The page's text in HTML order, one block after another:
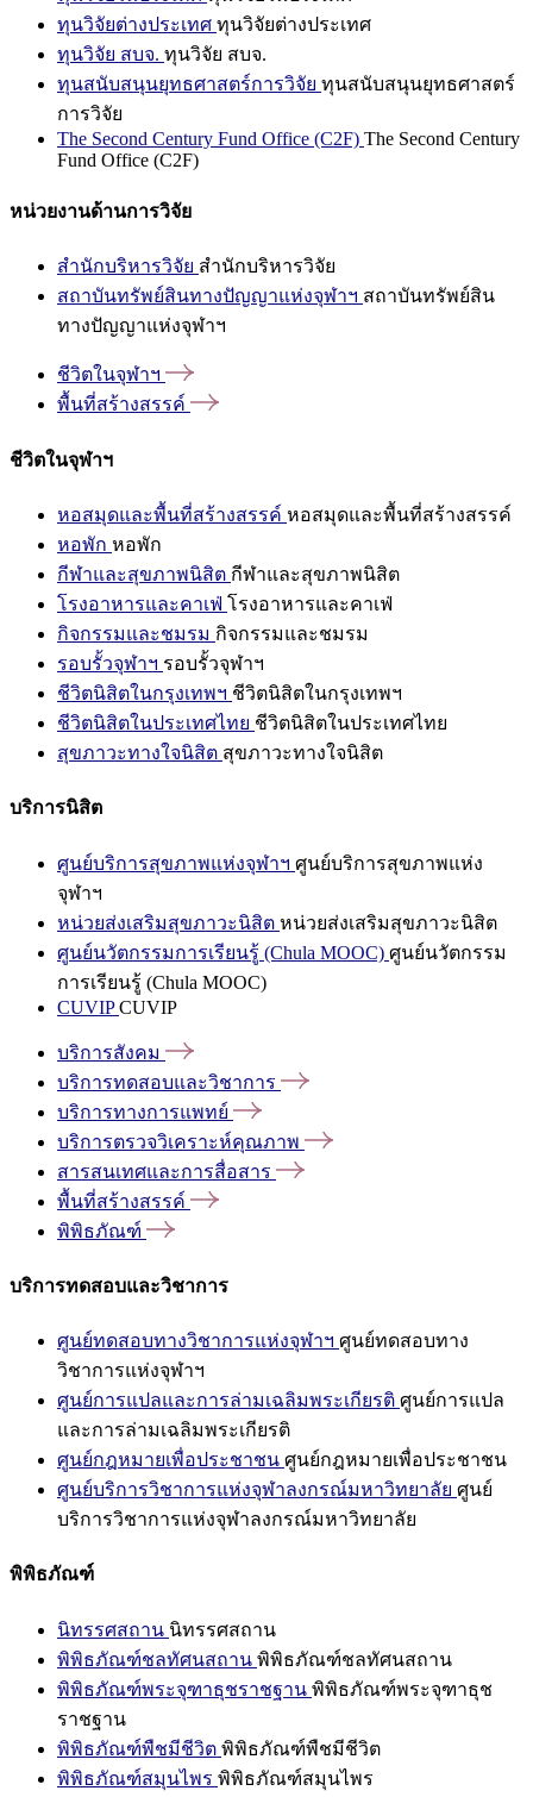
ทุนวิจัยต่างประเทศ ทุนวิจัยต่างประเทศ
ทุนวิจัย สบจ. ทุนวิจัย สบจ.
ทุนสนับสนุนยุทธศาสตร์การวิจัย ทุนสนับสนุนยุทธศาสตร์
การวิจัย
The Second Century Fund Office (C2F) The Second Century
Fund Office (C2F)
หน่วยงานด้านการวิจัย
สำนักบริหารวิจัย สำนักบริหารวิจัย
สถาบันทรัพย์สินทางปัญญาแห่งจุฬาฯ สถาบันทรัพย์สิน
ทางปัญญาแห่งจุฬาฯ
ชีวิตในจุฬาฯ
พื้นที่สร้างสรรค์
ชีวิตในจุฬาฯ
หอสมุดและพื้นที่สร้างสรรค์ หอสมุดและพื้นที่สร้างสรรค์
หอพัก หอพัก
กีฬาและสุขภาพนิสิต กีฬาและสุขภาพนิสิต
โรงอาหารและคาเฟ่ โรงอาหารและคาเฟ่
กิจกรรมและชมรม กิจกรรมและชมรม
รอบรั้วจุฬาฯ รอบรั้วจุฬาฯ
ชีวิตนิสิตในกรุงเทพฯ ชีวิตนิสิตในกรุงเทพฯ
ชีวิตนิสิตในประเทศไทย ชีวิตนิสิตในประเทศไทย
สุขภาวะทางใจนิสิต สุขภาวะทางใจนิสิต
บริการนิสิต
ศูนย์บริการสุขภาพแห่งจุฬาฯ ศูนย์บริการสุขภาพแห่ง
จุฬาฯ
หน่วยส่งเสริมสุขภาวะนิสิต หน่วยส่งเสริมสุขภาวะนิสิต
ศูนย์นวัตกรรมการเรียนรู้ (Chula MOOC) ศูนย์นวัตกรรม
การเรียนรู้ (Chula MOOC)
CUVIPCUVIP
บริการสังคม
บริการทดสอบและวิชาการ
บริการทางการแพทย์
บริการตรวจวิเคราะห์คุณภาพ
สารสนเทศและการสื่อสาร
พื้นที่สร้างสรรค์
พิพิธภัณฑ์
บริการทดสอบและวิชาการ
ศูนย์ทดสอบทางวิชาการแห่งจุฬาฯ ศูนย์ทดสอบทาง
วิชาการแห่งจุฬาฯ
ศูนย์การแปลและการล่ามเฉลิมพระเกียรติ ศูนย์การแปล
และการล่ามเฉลิมพระเกียรติ
ศูนย์กฎหมายเพื่อประชาชน ศูนย์กฎหมายเพื่อประชาชน
ศูนย์บริการวิชาการแห่งจุฬาลงกรณ์มหาวิทยาลัย ศูนย์
บริการวิชาการแห่งจุฬาลงกรณ์มหาวิทยาลัย
พิพิธภัณฑ์
นิทรรศสถาน นิทรรศสถาน
พิพิธภัณฑ์ชลทัศนสถาน พิพิธภัณฑ์ชลทัศนสถาน
พิพิธภัณฑ์พระจุฑาธุชราชฐาน พิพิธภัณฑ์พระจุฑาธุช
ราชฐาน
พิพิธภัณฑ์พืชมีชีวิต พิพิธภัณฑ์พืชมีชีวิต
พิพิธภัณฑ์สมุนไพร พิพิธภัณฑ์สมุนไพร